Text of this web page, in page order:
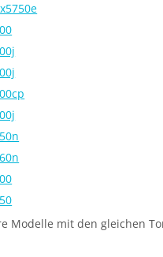
Modelle mit den gleichen